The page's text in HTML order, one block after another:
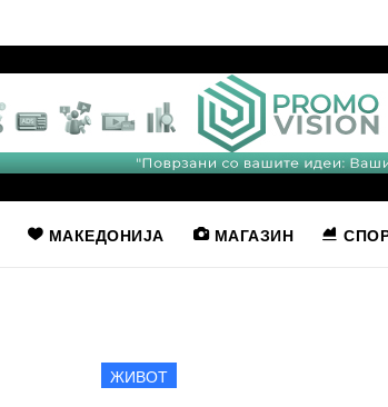
МАКЕДОНИЈА МАГАЗИН
ЖИВОТ